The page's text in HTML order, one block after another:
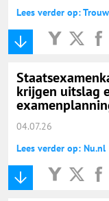
Lees verder op: Trouw
krijgen uitslag
04.07.26
Lees verder op: Nu.nl